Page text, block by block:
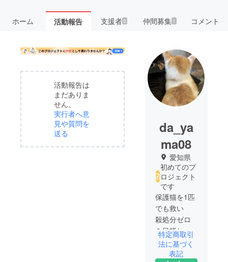
ホーム 活動報告 支援者3 仲間募集 1 コメント
活動報告は
まだありま
せん。
実行者へ意
見や質問を
送る
da_ya
ma08
愛知県
初めてのプ
ロジェクト
です
保護猫を1匹
でも救い
殺処分ゼロ
を目指して
います！
特定商取引
法に基づく
表記